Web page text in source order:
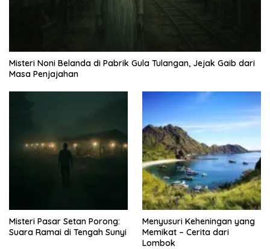
Misteri Noni Belanda di Pabrik Gula Tulangan, Jejak Gaib dari
Masa Penjajahan
Misteri Pasar Setan Porong:
Suara Ramai di Tengah Sunyi
Menyusuri Keheningan yang
Memikat – Cerita dari
Lombok